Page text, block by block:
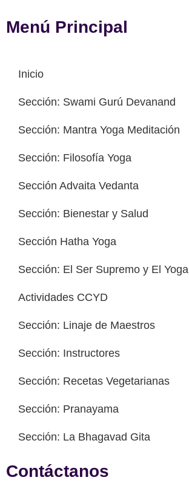
Menú Principal
Inicio
Sección: Swami Gurú Devanand
Sección: Mantra Yoga Meditación
Sección: Filosofía Yoga
Sección Advaita Vedanta
Sección: Bienestar y Salud
Sección Hatha Yoga
Sección: El Ser Supremo y El Yoga
Actividades CCYD
Sección: Linaje de Maestros
Sección: Instructores
Sección: Recetas Vegetarianas
Sección: Pranayama
Sección: La Bhagavad Gita
Contáctanos